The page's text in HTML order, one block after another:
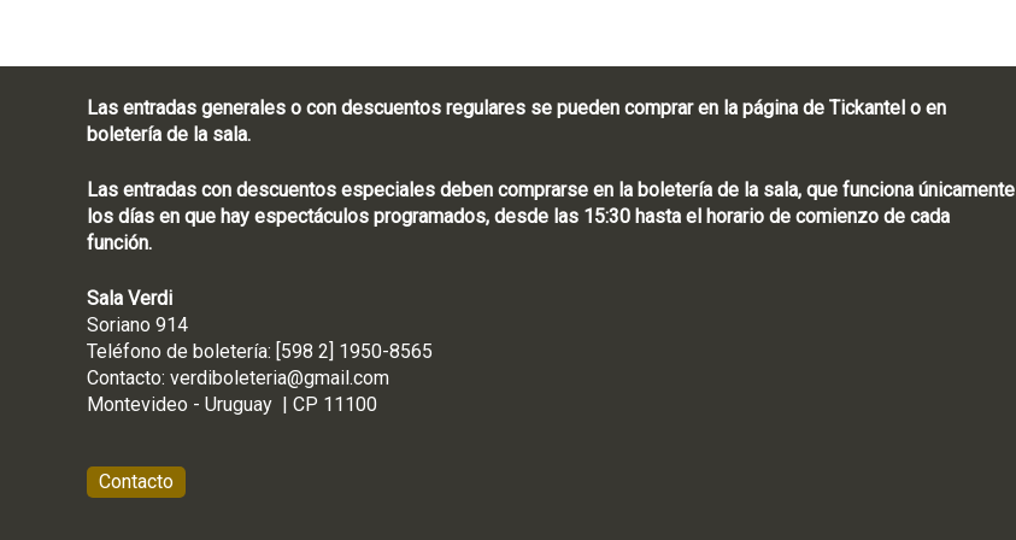
Las entradas generales o con descuentos regulares se pueden comprar en la página de Tickantel o en
boletería de la sala.
Las entradas con descuentos especiales deben comprarse en la boletería de la sala, que funciona únicamente
los días en que hay espectáculos programados, desde las 15:30 hasta el horario de comienzo de cada
función.
Sala Verdi
Soriano 914
Teléfono de boletería: [598 2] 1950-8565
Contacto: verdiboleteria@gmail.com
Montevideo - Uruguay | CP 11100
Contacto